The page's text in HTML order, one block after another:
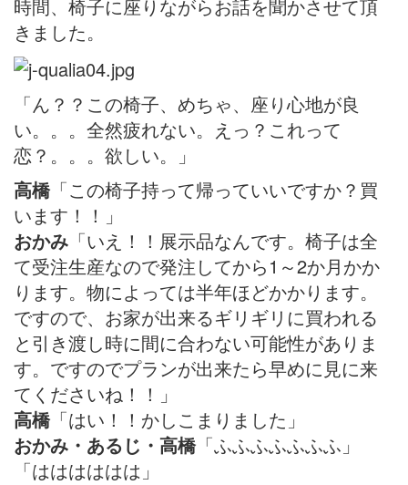
時間、椅子に座りながらお話を聞かさせて頂
きました。
「ん？？この椅子、めちゃ、座り心地が良
い。。。全然疲れない。えっ？これって
恋？。。。欲しい。」
高橋「この椅子持って帰っていいですか？買
います！！」
おかみ 「いえ！！展示品なんです。椅子は全
て受注生産なので発注してから1～2か月かか
ります。物によっては半年ほどかかります。
ですので、お家が出来るギリギリに買われる
と引き渡し時に間に合わない可能性がありま
す。ですのでプランが出来たら早めに見に来
てくださいね！！」
高橋「はい！！かしこまりました」
おかみ・あるじ・高橋「ふふふふふふふ」
「はははははは」